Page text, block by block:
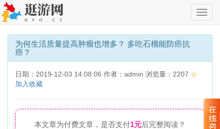
切
换
导
为何生活质量提高肿瘤也增多？ 多吃石榴能防癌抗
癌？
日期：2019-12-03 14:08:06 作者：admin 浏览量：2207 ☆
加入收藏
本文章为付费文章，是否支付1元后完整阅读？